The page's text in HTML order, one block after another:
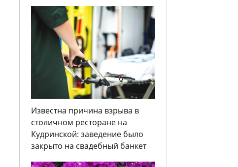
Известна причина взрыва в
столичном ресторане на
Кудринской: заведение было
закрыто на свадебный банкет